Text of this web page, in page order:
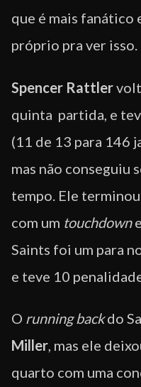
que é mais fanático
próprio pra ver isso.
Spencer Rattler
quinta partida, e
(11 de 13 para 146
mas não conseguiu
tempo. Ele
com um touchdown
Saints foi um para
e teve 10
O running backdo
Miller, mas ele
quarto com uma